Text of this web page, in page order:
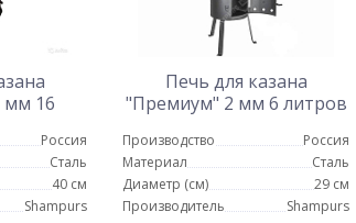
16
Россия
Сталь
40 см
Shampurs
Печь для казана
"Премиум" 2 мм 6 литров
Производство
Россия
Материал
Сталь
Диаметр (см)
29 см
Производитель
Shampurs